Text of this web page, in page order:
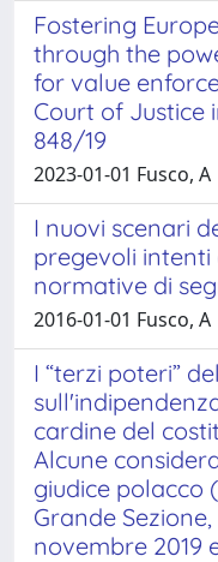
Fostering
through the
for value
Court of Justice
848/19
2023-01-01 Fusco, A
I nuovi scenari
pregevoli intenti
normative di
2016-01-01 Fusco, A
I “terzi poteri”
cardine del
Alcune
giudice polacco
Grande
novembre 2019